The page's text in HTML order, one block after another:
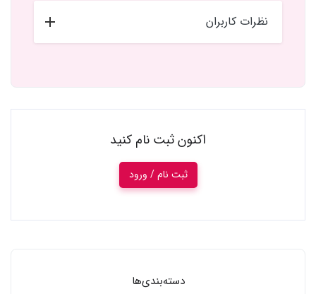
نظرات کاربران
اکنون ثبت نام کنید
ثبت نام / ورود
دسته‌بندی‌ها